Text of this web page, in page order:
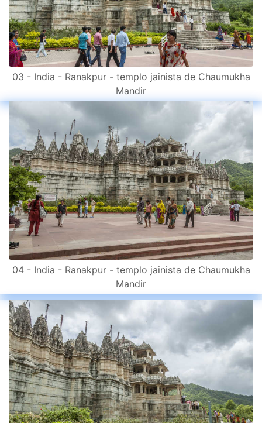
03 - India - Ranakpur - templo jainista de Chaumukha
Mandir
04 - India - Ranakpur - templo jainista de Chaumukha
Mandir